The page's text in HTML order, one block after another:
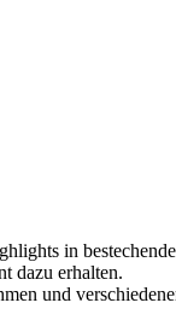
in
dazu erhalten.
und